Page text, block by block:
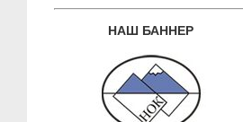
НАШ БАННЕР